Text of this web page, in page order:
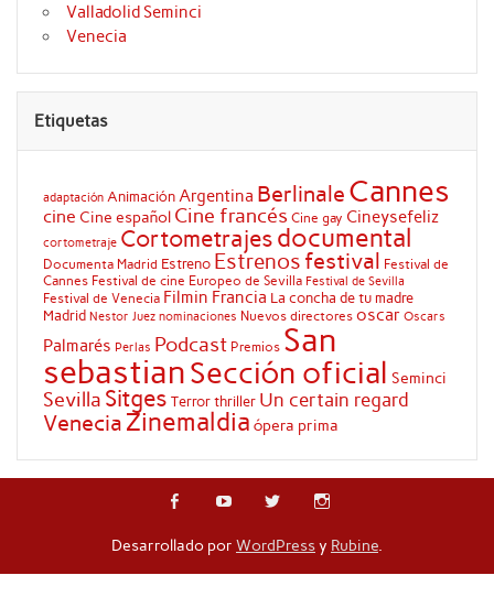
Valladolid Seminci
Venecia
Etiquetas
adaptación AnimaciónArgentina Berlinale Cannes
cine Cine español Cine francés Cine gay Cineysefeliz
cortometraje Cortometrajes documental
Documenta Madrid Estreno Estrenos festival Festival de
Cannes Festival de cine Europeo de Sevilla Festival de Sevilla
Festival de Venecia Filmin Francia La concha de tu madre
Madrid Nestor Juez nominaciones Nuevos directores oscar Oscars
Palmarés Perlas Podcast Premios San
sebastianSección oficial Seminci
Sevilla Sitges Terrorthriller Un certain regard
Venecia Zinemaldia ópera prima
Desarrollado por WordPressy Rubine